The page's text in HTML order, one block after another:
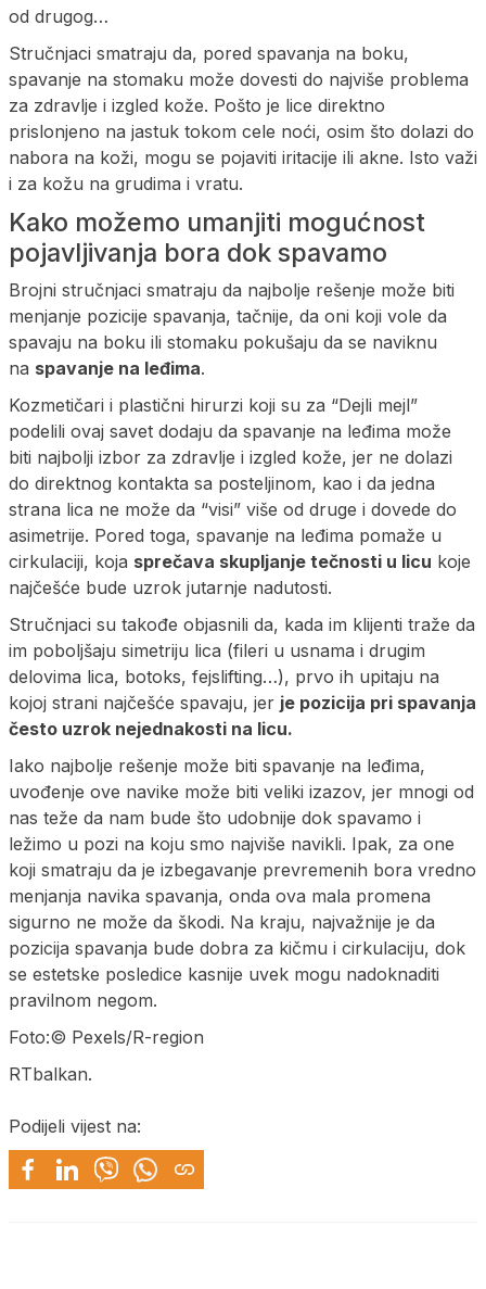
od drugog…
Stručnjaci smatraju da, pored spavanja na boku,
spavanje na stomaku može dovesti do najviše problema
za zdravlje i izgled kože. Pošto je lice direktno
prislonjeno na jastuk tokom cele noći, osim što dolazi do
nabora na koži, mogu se pojaviti iritacije ili akne. Isto važi
i za kožu na grudima i vratu.
Kako možemo umanjiti mogućnost
pojavljivanja bora dok spavamo
Brojni stručnjaci smatraju da najbolje rešenje može biti
menjanje pozicije spavanja, tačnije, da oni koji vole da
spavaju na boku ili stomaku pokušaju da se naviknu
na spavanje na leđima.
Kozmetičari i plastični hirurzi koji su za “Dejli mejl”
podelili ovaj savet dodaju da spavanje na leđima može
biti najbolji izbor za zdravlje i izgled kože, jer ne dolazi
do direktnog kontakta sa posteljinom, kao i da jedna
strana lica ne može da “visi” više od druge i dovede do
asimetrije. Pored toga, spavanje na leđima pomaže u
cirkulaciji, koja sprečava skupljanje tečnosti u licu koje
najčešće bude uzrok jutarnje nadutosti.
Stručnjaci su takođe objasnili da, kada im klijenti traže da
im poboljšaju simetriju lica (fileri u usnama i drugim
delovima lica, botoks, fejslifting…), prvo ih upitaju na
kojoj strani najčešće spavaju, jer je pozicija pri spavanja
često uzrok nejednakosti na licu.
Iako najbolje rešenje može biti spavanje na leđima,
uvođenje ove navike može biti veliki izazov, jer mnogi od
nas teže da nam bude što udobnije dok spavamo i
ležimo u pozi na koju smo najviše navikli. Ipak, za one
koji smatraju da je izbegavanje prevremenih bora vredno
menjanja navika spavanja, onda ova mala promena
sigurno ne može da škodi. Na kraju, najvažnije je da
pozicija spavanja bude dobra za kičmu i cirkulaciju, dok
se estetske posledice kasnije uvek mogu nadoknaditi
pravilnom negom.
Foto:© Pexels/R-region
RTbalkan.
Podijeli vijest na: